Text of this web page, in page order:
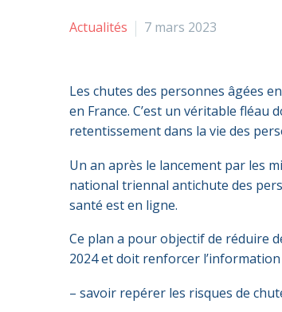
Actualités 7 mars 2023
Les chutes des personnes âgées
en France. C’est un véritable
retentissement dans la vie des
Un an après le lancement par les
national triennal antichute des
santé est en ligne.
Ce plan a pour objectif de réduire
2024 et doit renforcer
– savoir repérer les risques de